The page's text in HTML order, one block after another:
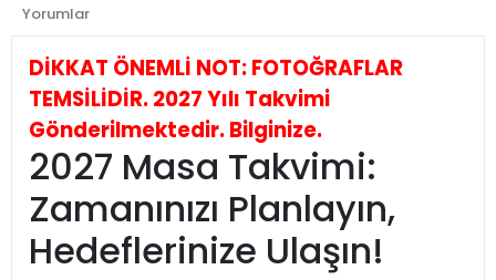
Yorumlar
DİKKAT ÖNEMLİ NOT: FOTOĞRAFLAR
TEMSİLİDİR. 2027 Yılı Takvimi
Gönderilmektedir. Bilginize.
2027 Masa Takvimi:
Zamanınızı Planlayın,
Hedeflerinize Ulaşın!